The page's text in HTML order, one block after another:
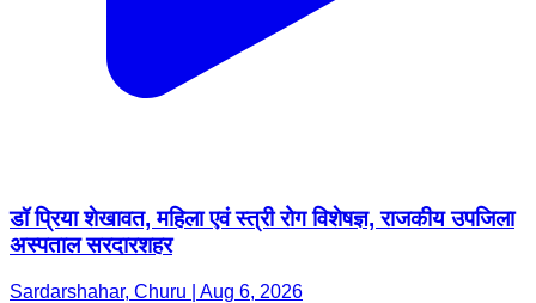
डॉ प्रिया शेखावत, महिला एवं स्त्री रोग विशेषज्ञ, राजकीय उपजिला
अस्पताल सरदारशहर
Sardarshahar, Churu | Aug 6, 2026